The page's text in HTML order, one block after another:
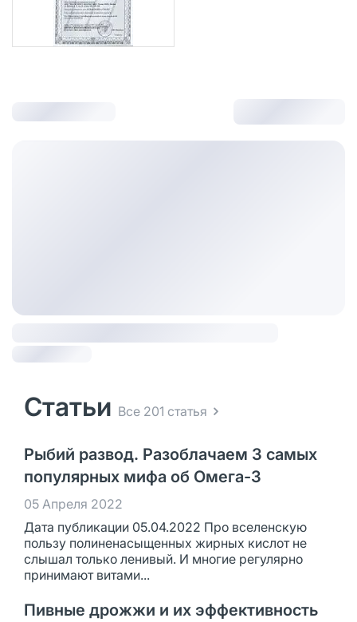
Статьи Все 201 статья
Рыбий развод. Разоблачаем 3 самых
популярных мифа об Омега-3
05 Апреля 2022
Дата публикации 05.04.2022 Про вселенскую
пользу полиненасыщенных жирных кислот не
слышал только ленивый. И многие регулярно
принимают витами...
Пивные дрожжи и их эффективность